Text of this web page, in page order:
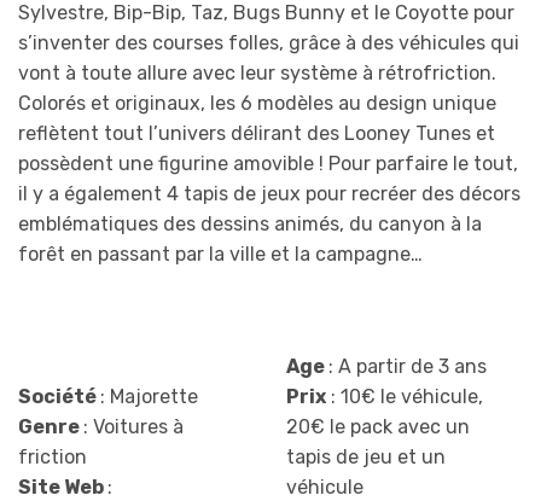
Sylvestre, Bip-Bip, Taz, Bugs Bunny et le Coyotte pour
s’inventer des courses folles, grâce à des véhicules qui
vont à toute allure avec leur système à rétrofriction.
Colorés et originaux, les 6 modèles au design unique
reflètent tout l’univers délirant des Looney Tunes et
possèdent une figurine amovible ! Pour parfaire le tout,
il y a également 4 tapis de jeux pour recréer des décors
emblématiques des dessins animés, du canyon à la
forêt en passant par la ville et la campagne…
Société : Majorette
Genre : Voitures à
friction
Site Web :
Age : A partir de 3 ans
Prix: 10€ le véhicule,
20€ le pack avec un
tapis de jeu et un
véhicule